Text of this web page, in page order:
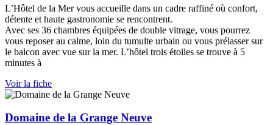
L’Hôtel de la Mer vous accueille dans un cadre raffiné où confort,
détente et haute gastronomie se rencontrent.
Avec ses 36 chambres équipées de double vitrage, vous pourrez
vous reposer au calme, loin du tumulte urbain ou vous prélasser sur
le balcon avec vue sur la mer. L’hôtel trois étoiles se trouve à 5
minutes à
Voir la fiche
Domaine de la Grange Neuve